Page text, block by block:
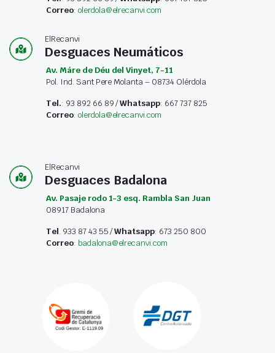
Correo: olerdola@elrecanvi.com
ElRecanvi
Desguaces Neumáticos
Av. Máre de Déu del Vinyet, 7-11
Pol. Ind. Sant Pere Molanta – 08734 Olérdola
Tel.: 93 892 66 89 /Whatsapp: 667 737 825
Correo: olerdola@elrecanvi.com
ElRecanvi
Desguaces Badalona
Av. Pasaje rodo 1-3 esq. Rambla San Juan
08917 Badalona
Tel. 933 87 43 55 /Whatsapp: 673 250 800
Correo: badalona@elrecanvi.com